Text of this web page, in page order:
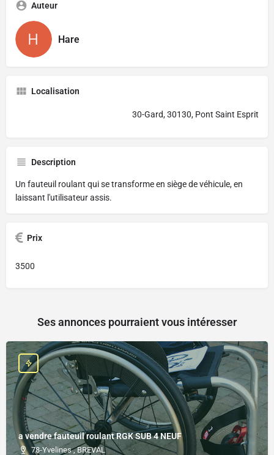
Auteur
Hare
Localisation
30-Gard, 30130, Pont Saint Esprit
Description
Un fauteuil roulant qui se transforme en siège de véhicule, en
laissant l'utilisateur assis.
Prix
3500
Ses annonces pourraient vous intéresser
a vendre fauteuil roulant RGK SUB 4 NEUF
78-Yvelines , BREVAL